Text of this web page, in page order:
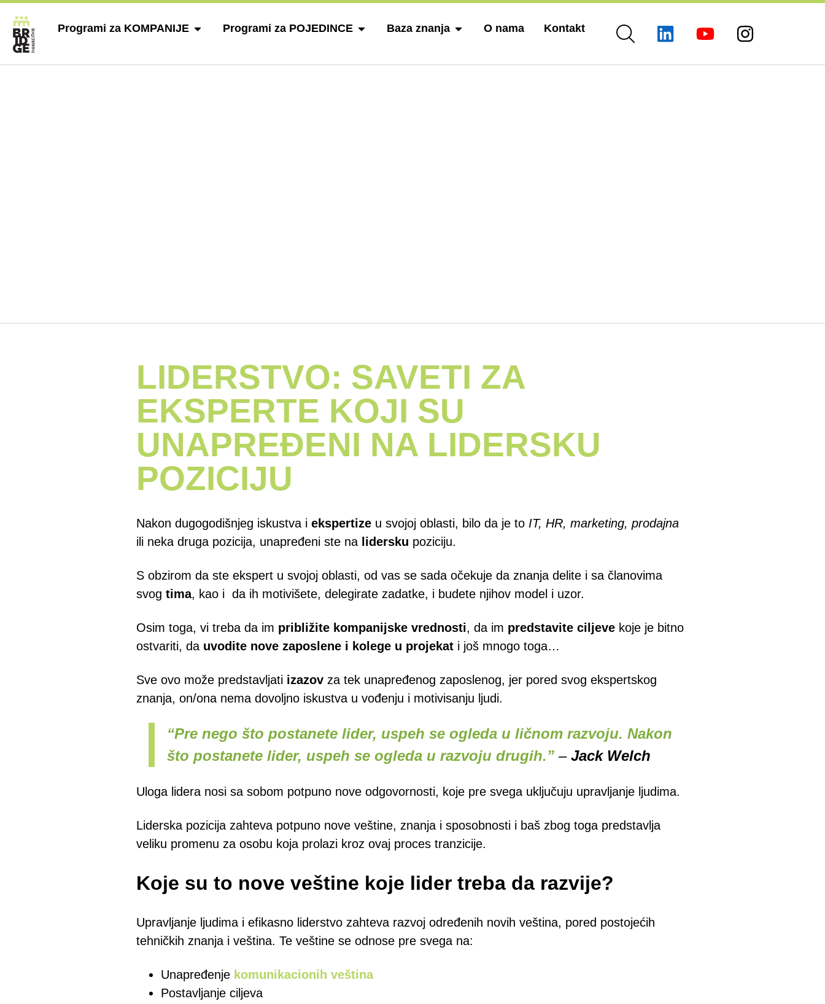
Programi za KOMPANIJE Programi za POJEDINCE Baza znanja O nama Kontakt
LIDERSTVO: SAVETI ZA
EKSPERTE KOJI SU
UNAPREĐENI NA LIDERSKU
POZICIJU
Nakon dugogodišnjeg iskustva i ekspertize u svojoj oblasti, bilo da je to IT, HR, marketing, prodajna
ili neka druga pozicija, unapređeni ste na lidersku poziciju.
S obzirom da ste ekspert u svojoj oblasti, od vas se sada očekuje da znanja delite i sa članovima
svog tima, kao i da ih motivišete, delegirate zadatke, i budete njihov model i uzor.
Osim toga, vi treba da im približite kompanijske vrednosti, da im predstavite ciljeve koje je bitno
ostvariti, da uvodite nove zaposlene i kolege u projekat i još mnogo toga…
Sve ovo može predstavljati izazov za tek unapređenog zaposlenog, jer pored svog ekspertskog
znanja, on/ona nema dovoljno iskustva u vođenju i motivisanju ljudi.
“Pre nego što postanete lider, uspeh se ogleda u ličnom razvoju. Nakon
što postanete lider, uspeh se ogleda u razvoju drugih.” –Jack Welch
Uloga lidera nosi sa sobom potpuno nove odgovornosti, koje pre svega uključuju upravljanje ljudima.
Liderska pozicija zahteva potpuno nove veštine, znanja i sposobnosti i baš zbog toga predstavlja
veliku promenu za osobu koja prolazi kroz ovaj proces tranzicije.
Koje su to nove veštine koje lider treba da razvije?
Upravljanje ljudima i efikasno liderstvo zahteva razvoj određenih novih veština, pored postojećih
tehničkih znanja i veština. Te veštine se odnose pre svega na:
Unapređenje komunikacionih veština
Postavljanje ciljeva